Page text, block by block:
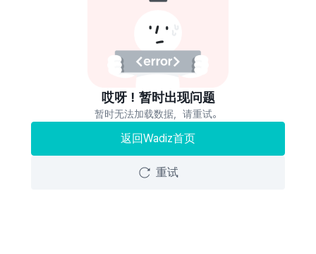
哎呀！暂时出现问题
暂时无法加载数据，请重试。
返回Wadiz首页
重试